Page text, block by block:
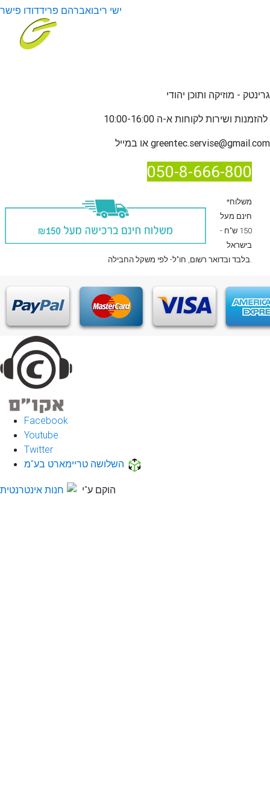
ישי ריבואברהם פרידדודו פישר
גרינטק - מוזיקה ותוכן יהודי
להזמנות ו
greentec.servise@gmail.com
050-8-666-800
*משלוח
חינם מעל
150 ש"ח -
בישראל
בלבדובדואר רשום , חו"ל- לפי משקל החבילה.
Facebook
Youtube
Twitter
השלושה טריימארט בע"מ
הוקם ע"י חנות אינטרנטית